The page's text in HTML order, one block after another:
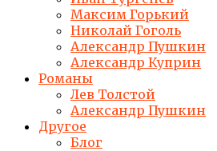
Максим Горький
Николай Гоголь
Александр Пушкин
Александр Куприн
Романы
Лев Толстой
Александр Пушкин
Другое
Блог